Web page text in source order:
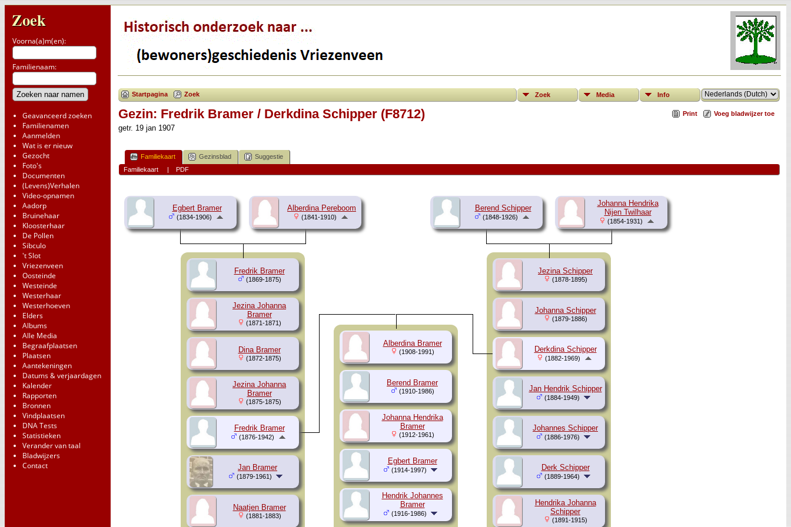
Zoek
Voorna(a)m(en):
Familienaam:
Geavanceerd zoeken
Familienamen
Aanmelden
Wat is er nieuw
Gezocht
Foto's
Documenten
(Levens)Verhalen
Video-opnamen
Aadorp
Bruinehaar
Kloosterhaar
De Pollen
Sibculo
't Slot
Vriezenveen
Oosteinde
Westeinde
Westerhaar
Westerhoeven
Elders
Albums
Alle Media
Begraafplaatsen
Plaatsen
Aantekeningen
Datums & verjaardagen
Kalender
Rapporten
Bronnen
Vindplaatsen
DNA Tests
Statistieken
Verander van taal
Bladwijzers
Contact
Startpagina Zoek Zoek Media Info
Print Voeg bladwijzer toe
Gezin: Fredrik Bramer / Derkdina Schipper (F8712)
getr. 19 jan 1907
Familiekaart Gezinsblad
Suggestie
Familiekaart
| PDF
Egbert Bramer
(1834-1906)
Alberdina Pereboom
(1841-1910)
Fredrik Bramer
(1869-1875)
Jezina Johanna
Bramer
(1871-1871)
Dina Bramer
(1872-1875)
Jezina Johanna
Bramer
(1875-1875)
Jan Bramer
(1879-1961)
Naatjen Bramer
(1881-1883)
Berend Schipper
(1848-1926)
Johanna Hendrika
Nijen Twilhaar
(1854-1931)
Jezina Schipper
(1878-1895)
Johanna Schipper
(1879-1886)
Jan Hendrik Schipper
(1884-1949)
Johannes Schipper
(1886-1976)
Derk Schipper
(1889-1964)
Hendrika Johanna
Schipper
(1891-1915)
Fredrik Bramer
(1876-1942)
Derkdina Schipper
(1882-1969)
Alberdina Bramer
(1908-1991)
Berend Bramer
(1910-1986)
Johanna Hendrika
Bramer
(1912-1961)
Egbert Bramer
(1914-1997)
Hendrik Johannes
Bramer
(1916-1986)